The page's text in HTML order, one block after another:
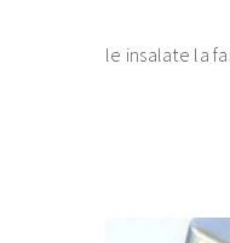
le insalate la